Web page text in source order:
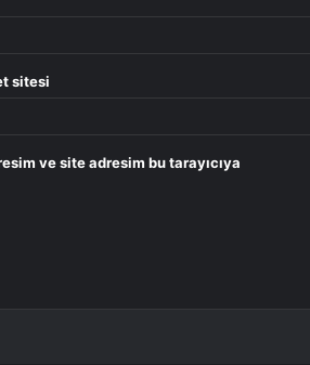
sitesi
ve site adresim bu tarayıcıya